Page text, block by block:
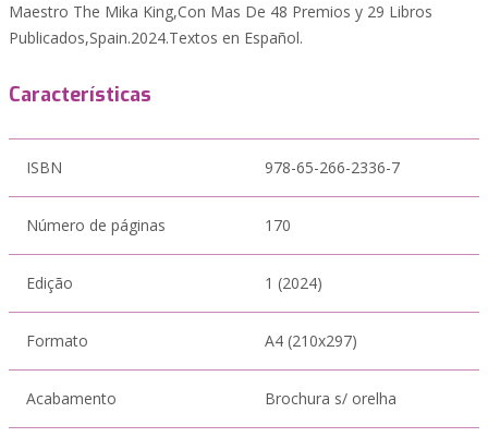
Maestro The Mika King,Con Mas De 48 Premios y 29 Libros
Publicados,Spain.2024.Textos en Español.
Características
ISBN 978-65-266-2336-7
Número de páginas 170
Edição 1 (2024)
Formato A4 (210x297)
Acabamento Brochura s/ orelha